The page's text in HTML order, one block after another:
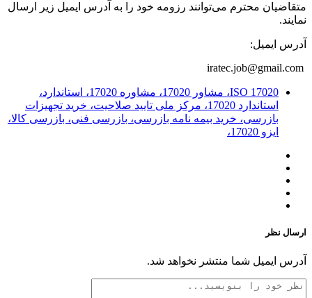
متقاضیان محترم می‌توانند رزومه خود را به آدرس ایمیل زیر ارسال
نمایند.
آدرس ایمیل:
ISO 17020، مشاور 17020، مشاوره 17020، استاندارد،
استاندارد 17020، مرکز ملی تایید صلاحیت، خرید تجهیزات
بازرسی، خرید بیمه نامه بازرسی، بازرسی فنی، بازرسی کالا،
ایزو 17020،
ارسال نظر
آدرس ایمیل شما منتشر نخواهد شد.